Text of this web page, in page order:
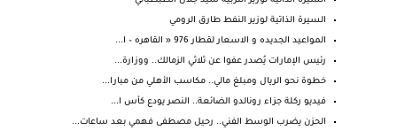
السيرة الذاتية لوزير النفط طارق الرومي
المواعيد الجديده و الاسعار لقطار 976 « القاهره – ا...
رئيس الإمارات يُصدر عفوا عن ثلاثي الزمالك.. ووزارة...
خطوة نحو الريال ومبلغ مالي.. مكاسب الأهلي من مبارا...
فيديو ركلة جزاء رونالدو الضائعة.. النصر يودع كأس ا...
الحزن يضرب الوسط الفني.. رحيل مصطفى فهمي بعد ساعات...